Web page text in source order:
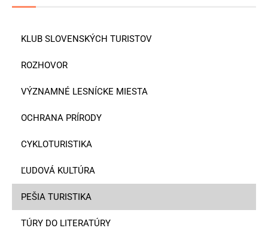
KLUB SLOVENSKÝCH TURISTOV
ROZHOVOR
VÝZNAMNÉ LESNÍCKE MIESTA
OCHRANA PRÍRODY
CYKLOTURISTIKA
ĽUDOVÁ KULTÚRA
PEŠIA TURISTIKA
TÚRY DO LITERATÚRY